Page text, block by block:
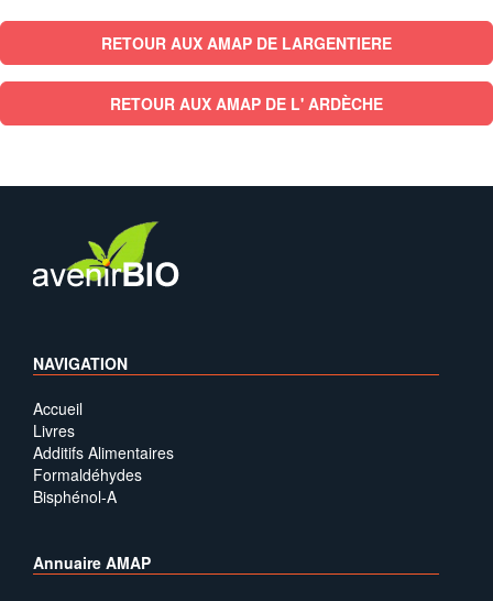
RETOUR AUX AMAP DE LARGENTIERE
RETOUR AUX AMAP DE L' ARDÈCHE
NAVIGATION
Accueil
Livres
Additifs Alimentaires
Formaldéhydes
Bisphénol-A
Annuaire AMAP